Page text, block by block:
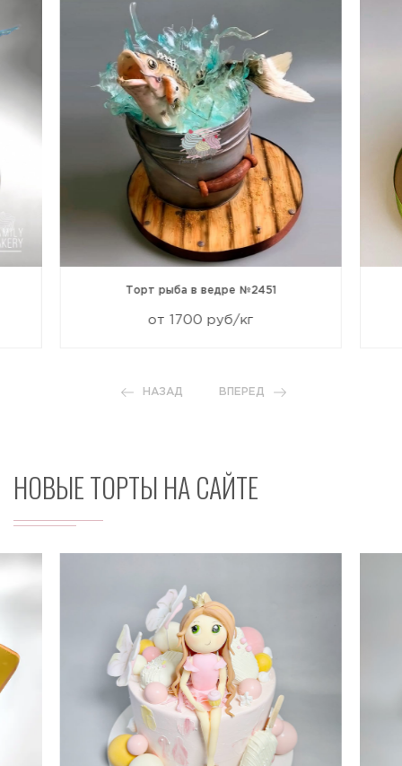
Торт рыба в ведре №2451
от 1700 руб/кг
НАЗАД ВПЕРЕД
НОВЫЕ ТОРТЫ НА САЙТЕ